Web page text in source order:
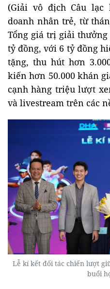
(Giải vô địch Câu
doanh nhân trẻ, từ
Tổng giá trị giải
tỷ đồng, với 6 tỷ đồng
tặng, thu hút hơn
kiến hơn 50.000 khán
cạnh hàng triệu lượt
và livestream trên các
Lễ kí kết đối tác chiến lượt
buổi